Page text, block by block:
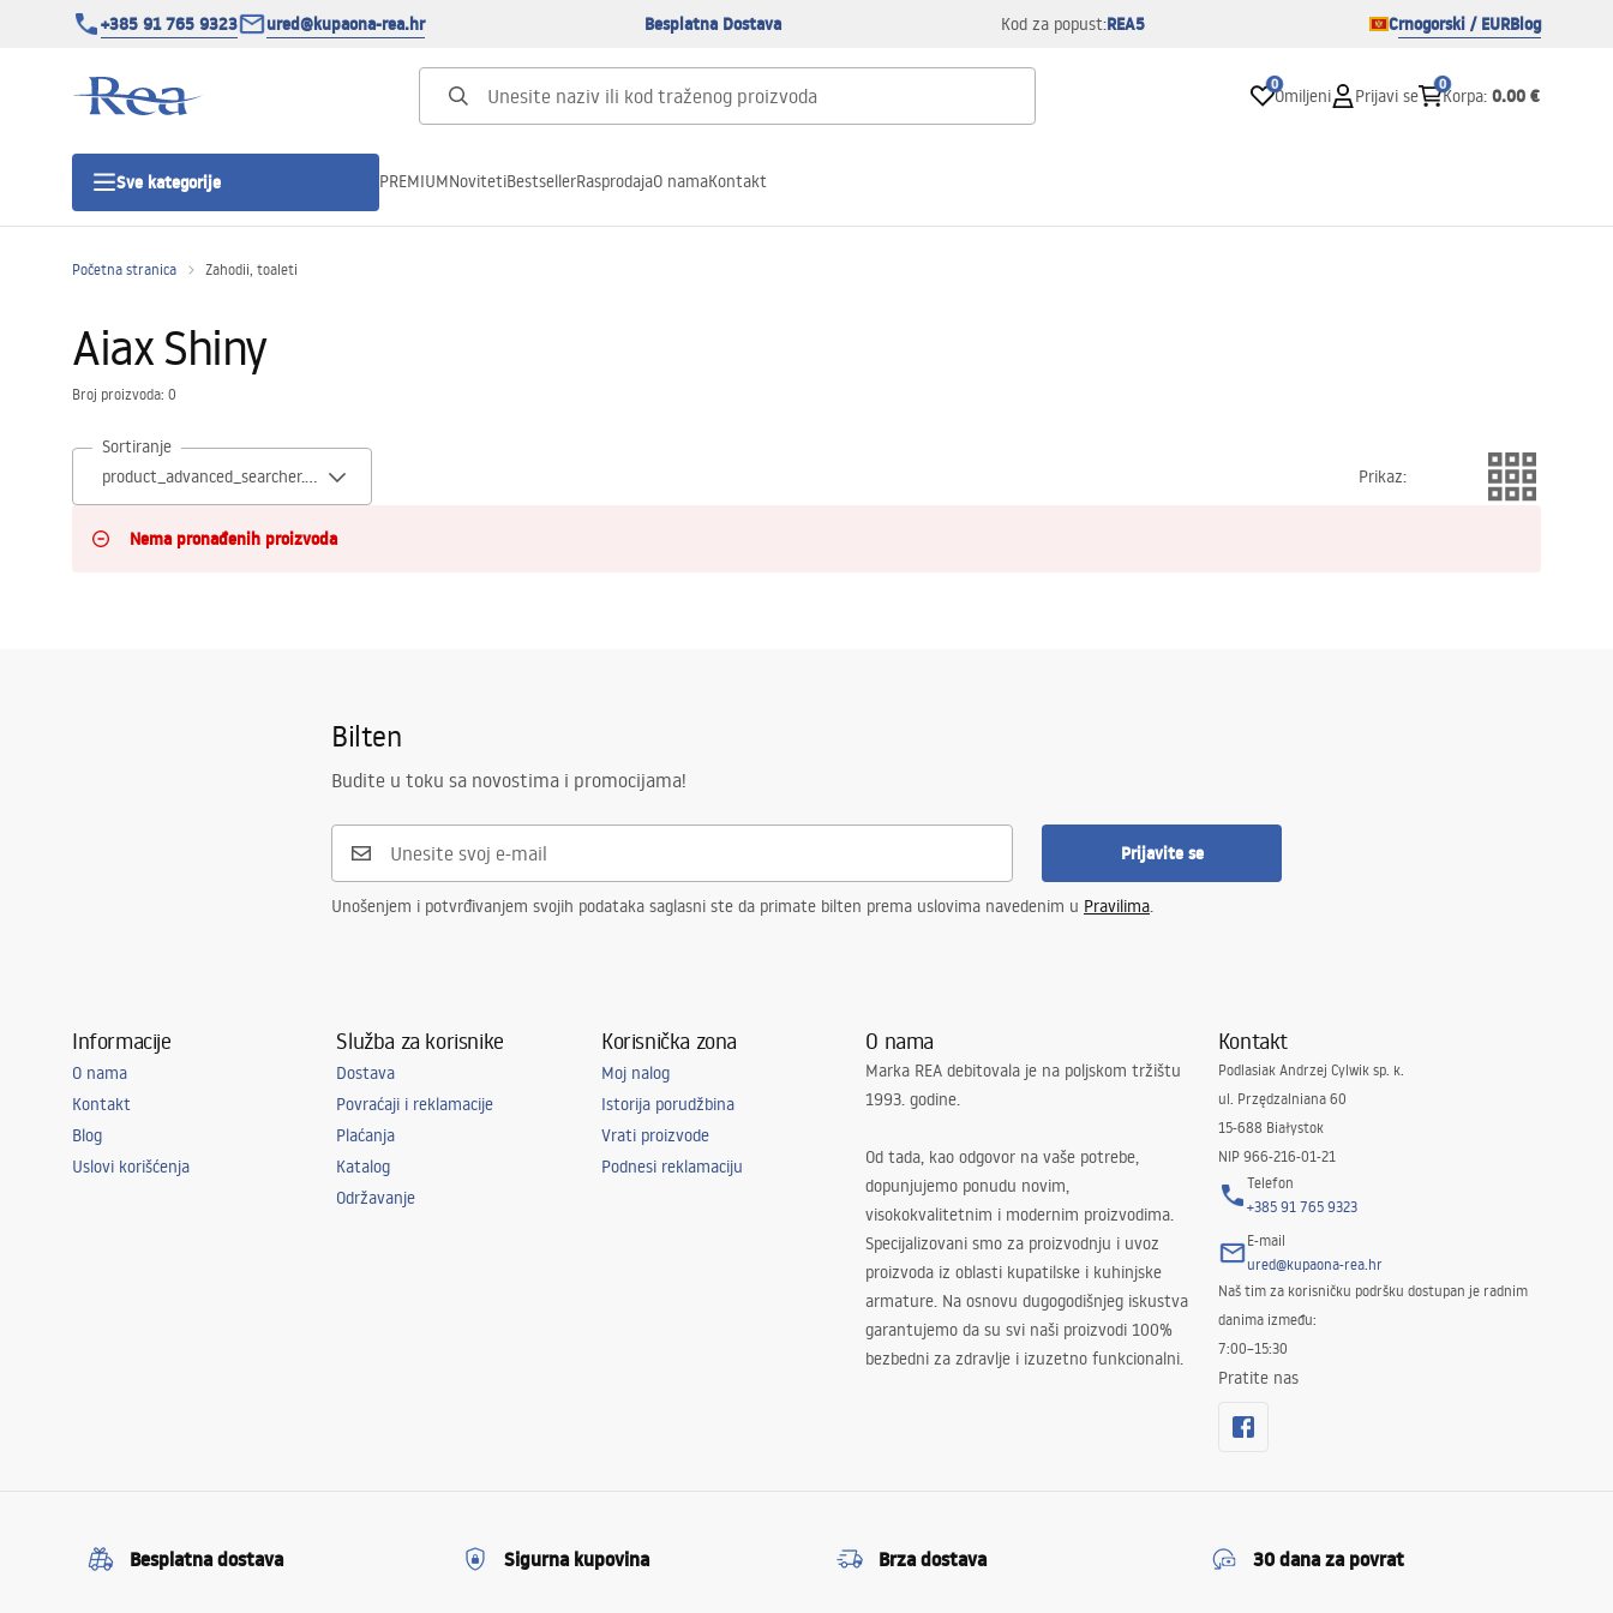
+385 91 765 9323 ured@kupaona-rea.hr Besplatna Dostava Kod za popust:REA5 Crnogorski / EURBlog
0
Omiljeni Prijavi se
0
Korpa: 0.00 €
Sve kategorije
Tuš vrata
PREMIUMNovitetiBestsellerRasprodajaO namaKontakt
Početna stranica Zahodii, toaleti
Aiax Shiny
Broj proizvoda: 0
Sortiranje
Prikaz:
Nema pronađenih proizvoda
Bilten
Budite u toku sa novostima i promocijama!
Prijavite se
Unošenjem i potvrđivanjem svojih podataka saglasni ste da primate bilten prema uslovima navedenim u Pravilima.
Informacije
O nama
Kontakt
Blog
Uslovi korišćenja
Služba za korisnike
Dostava
Povraćaji i reklamacije
Plaćanja
Katalog
Održavanje
Korisnička zona
Moj nalog
Istorija porudžbina
Vrati proizvode
Podnesi reklamaciju
O nama
Marka REA debitovala je na poljskom tržištu
1993. godine.
Od tada, kao odgovor na vaše potrebe,
dopunjujemo ponudu novim,
visokokvalitetnim i modernim proizvodima.
Specijalizovani smo za proizvodnju i uvoz
proizvoda iz oblasti kupatilske i kuhinjske
armature. Na osnovu dugogodišnjeg iskustva
garantujemo da su svi naši proizvodi 100%
bezbedni za zdravlje i izuzetno funkcionalni.
Kontakt
Podlasiak Andrzej Cylwik sp. k.
ul. Przędzalniana 60
15-688 Białystok
NIP 966-216-01-21
Telefon
+385 91 765 9323
E-mail
ured@kupaona-rea.hr
Naš tim za korisničku podršku dostupan je radnim
danima između:
7:00–15:30
Pratite nas
Besplatna dostava Sigurna kupovina Brza dostava 30 dana za povrat